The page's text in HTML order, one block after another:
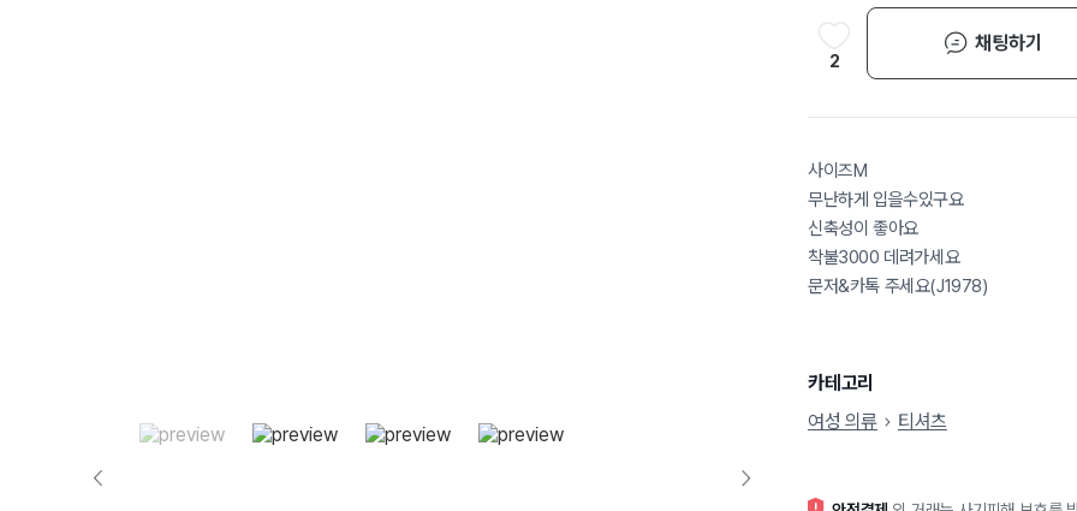
2
채팅하기
사이즈M
무난하게 입을수있구요
신축성이 좋아요
착불3000 데려가세요
문저&카톡 주세요(J1978)
카테고리
여성 의류
티셔츠